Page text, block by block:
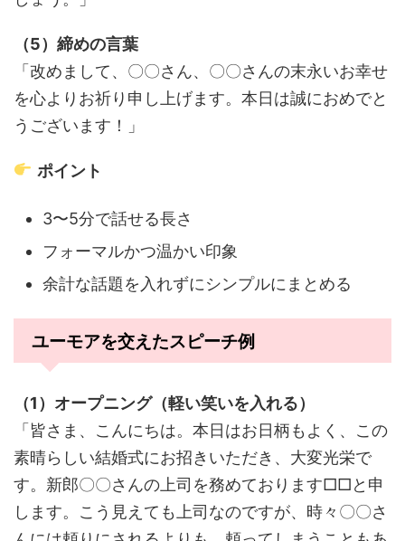
（5）締めの言葉
「改めまして、〇〇さん、〇〇さんの末永いお幸せ
を心よりお祈り申し上げます。本日は誠におめでと
うございます！」
ポイント
3〜5分で話せる長さ
フォーマルかつ温かい印象
余計な話題を入れずにシンプルにまとめる
ユーモアを交えたスピーチ例
（1）オープニング（軽い笑いを入れる）
「皆さま、こんにちは。本日はお日柄もよく、この
素晴らしい結婚式にお招きいただき、大変光栄で
す。新郎〇〇さんの上司を務めております□□と申
します。こう見えても上司なのですが、時々〇〇さ